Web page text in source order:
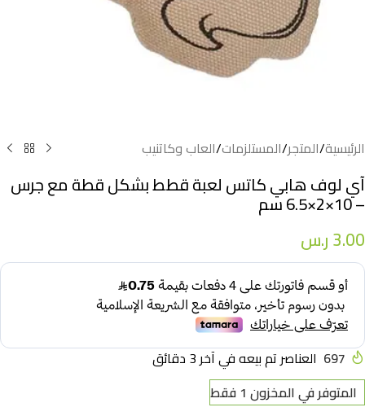
الرئيسية/المتجر/المستلزمات/العاب وكاتنيب
آي لوف هابي كاتس لعبة قطط بشكل قطة مع جرس
– 10×2×6.5 سم
3.00ر.س
697 العناصر تم بيعه في آخر 3 دقائق
المتوفر في المخزون 1 فقط